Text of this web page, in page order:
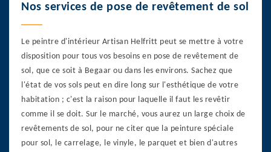
Nos services de pose de revêtement de sol
Le peintre d'intérieur Artisan Helfritt peut se mettre à votre
disposition pour tous vos besoins en pose de revêtement de
sol, que ce soit à Begaar ou dans les environs. Sachez que
l'état de vos sols peut en dire long sur l'esthétique de votre
habitation ; c'est la raison pour laquelle il faut les revêtir
comme il se doit. Sur le marché, vous aurez un large choix de
revêtements de sol, pour ne citer que la peinture spéciale
pour sol, le carrelage, le vinyle, le parquet et bien d'autres